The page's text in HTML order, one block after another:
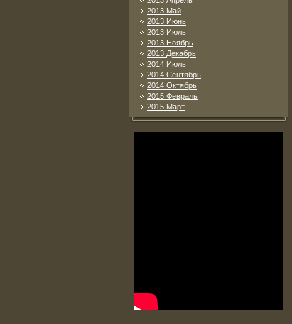
2013 Май
2013 Июнь
2013 Июль
2013 Ноябрь
2013 Декабрь
2014 Июль
2014 Сентябрь
2014 Октябрь
2015 Февраль
2015 Март